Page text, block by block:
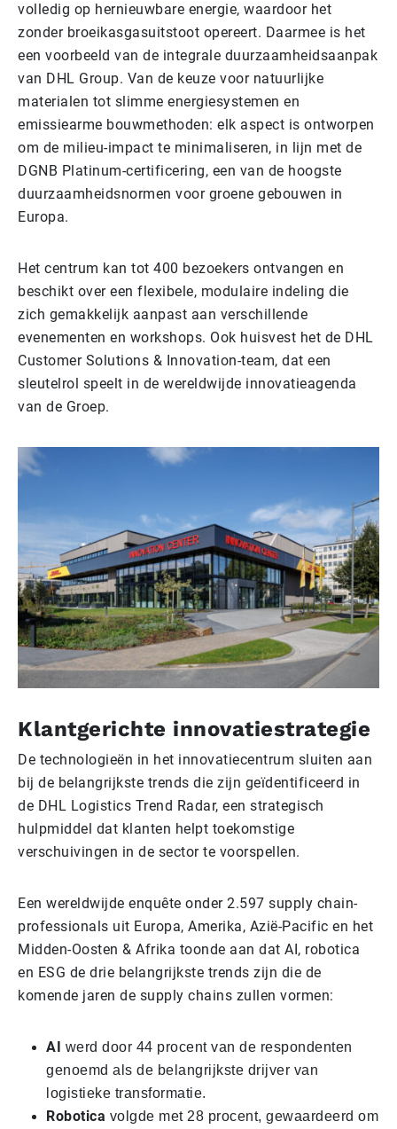
volledig op hernieuwbare energie, waardoor het
zonder broeikasgasuitstoot opereert. Daarmee is het
een voorbeeld van de integrale duurzaamheidsaanpak
van DHL Group. Van de keuze voor natuurlijke
materialen tot slimme energiesystemen en
emissiearme bouwmethoden: elk aspect is ontworpen
om de milieu-impact te minimaliseren, in lijn met de
DGNB Platinum-certificering, een van de hoogste
duurzaamheidsnormen voor groene gebouwen in
Europa.
Het centrum kan tot 400 bezoekers ontvangen en
beschikt over een flexibele, modulaire indeling die
zich gemakkelijk aanpast aan verschillende
evenementen en workshops. Ook huisvest het de DHL
Customer Solutions & Innovation-team, dat een
sleutelrol speelt in de wereldwijde innovatieagenda
van de Groep.
Klantgerichte innovatiestrategie
De technologieën in het innovatiecentrum sluiten aan
bij de belangrijkste trends die zijn geïdentificeerd in
de DHL Logistics Trend Radar, een strategisch
hulpmiddel dat klanten helpt toekomstige
verschuivingen in de sector te voorspellen.
Een wereldwijde enquête onder 2.597 supply chain-
professionals uit Europa, Amerika, Azië-Pacific en het
Midden-Oosten & Afrika toonde aan dat AI, robotica
en ESG de drie belangrijkste trends zijn die de
komende jaren de supply chains zullen vormen:
AI
werd door 44 procent van de respondenten
genoemd als de belangrijkste drijver van
logistieke transformatie.
Robotica volgde met 28 procent, gewaardeerd om